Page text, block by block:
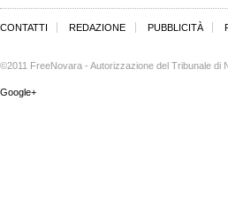
CONTATTI REDAZIONE PUBBLICITÀ
©2011 FreeNovara - Autorizzazione del Tribunale
Google+